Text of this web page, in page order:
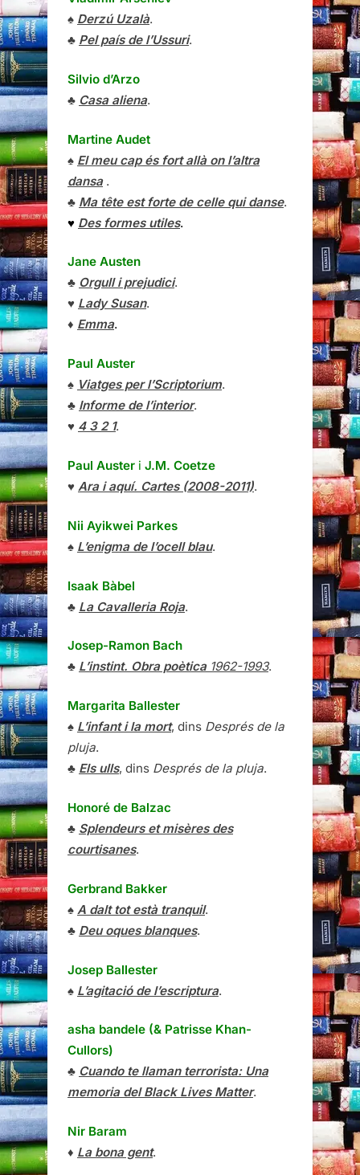
♠ Derzú Uzalà.
♣ Pel país de l’Ussuri.
Silvio d’Arzo
♣ Casa aliena.
Martine Audet
♠ El meu cap és fort allà on l’altra
dansa.
♣ Ma tête est forte de celle qui danse.
♥ Des formes utiles.
Jane Austen
♣ Orgull i prejudici.
♥ Lady Susan.
♦ Emma.
Paul Auster
♠ Viatges per l’Scriptorium.
♣ Informe de l’interior.
♥ 4 3 2 1.
Paul Auster i J.M. Coetze
♥ Ara i aquí. Cartes (2008-2011).
Nii Ayikwei Parkes
♠ L’enigma de l’ocell blau.
Isaak Bàbel
♣ La Cavalleria Roja.
Josep-Ramon Bach
♣ L’instint. Obra poètica1962-1993.
Margarita Ballester
♠ L’infant i la mort, dins Després de la
pluja.
♣ Els ulls, dins Després de la pluja.
Honoré de Balzac
♣ Splendeurs et misères des
courtisanes.
Gerbrand Bakker
♠ A dalt tot està tranquil.
♣ Deu oques blanques.
Josep Ballester
♠ L’agitació de l’escriptura.
asha bandele (& Patrisse Khan-
Cullors)
♣ Cuando te llaman terrorista: Una
memoria del Black Lives Matter.
Nir Baram
♦ La bona gent.